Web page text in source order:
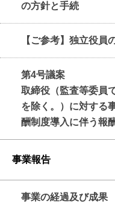
の方針と手続
【ご参考】独立役員
第4号議案
取締役（監査等委員
を除く。）に対する
酬制度導入に伴う報
事業報告
事業の経過及び成果